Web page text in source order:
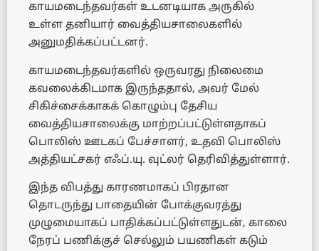
காயமடைந்தவர்கள் உடனடியாக அருகில்
உள்ள தனியார் வைத்தியசாலைகளில்
அனுமதிக்கப்பட்டனர்.
காயமடைந்தவர்களில் ஒருவரது நிலைமை
கவலைக்கிடமாக இருந்ததால், அவர் மேல்
சிகிச்சைக்காகக் கொழும்பு தேசிய
வைத்தியசாலைக்கு மாற்றப்பட்டுள்ளதாகப்
பொலிஸ் ஊடகப் பேச்சாளர், உதவி பொலிஸ்
அத்தியட்சகர் எஃப்.யு. வுட்லர் தெரிவித்துள்ளார்.
இந்த விபத்து காரணமாகப் பிரதான
தொடருந்து பாதையின் போக்குவரத்து
முழுமையாகப் பாதிக்கப்பட்டுள்ளதுடன், காலை
நேரப் பணிக்குச் செல்லும் பயணிகள் கடும்